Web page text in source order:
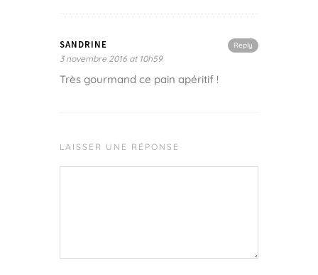
Reply
SANDRINE
3 novembre 2016 at 10h59
Très gourmand ce pain apéritif !
LAISSER UNE RÉPONSE